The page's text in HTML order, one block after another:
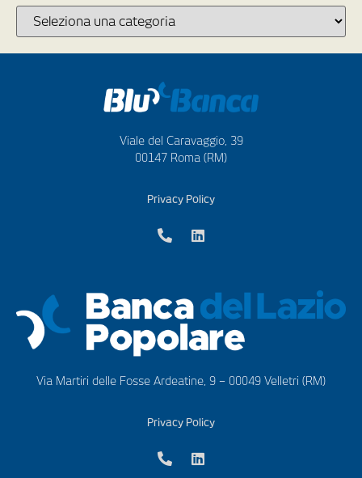
Viale del Caravaggio, 39
00147 Roma (RM)
Privacy Policy
Via Martiri delle Fosse Ardeatine, 9 – 00049 Velletri (RM)
Privacy Policy